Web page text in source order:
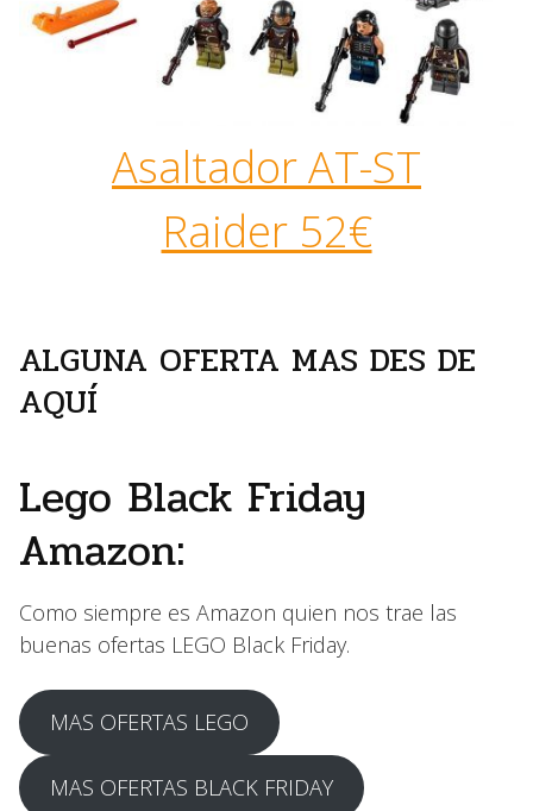
Asaltador AT-ST
Raider 52€
ALGUNA OFERTA MAS DES DE
AQUÍ
Lego Black Friday
Amazon:
Como siempre es Amazon quien nos trae las
buenas ofertas LEGO Black Friday.
MAS OFERTAS LEGO
MAS OFERTAS BLACK FRIDAY